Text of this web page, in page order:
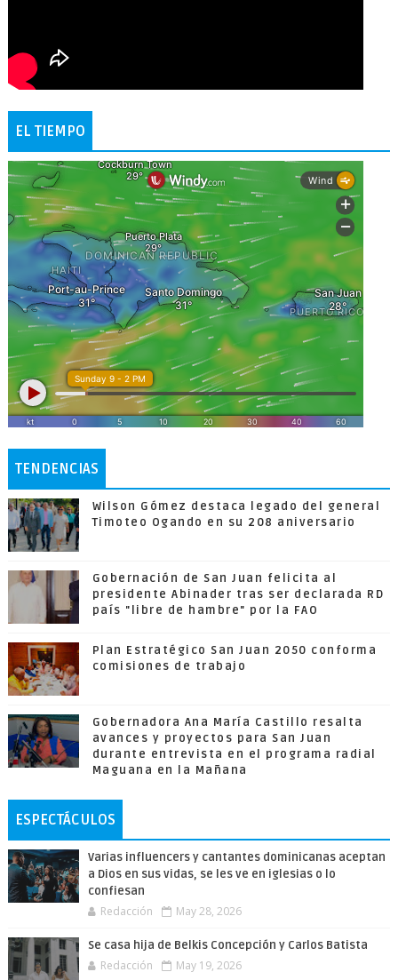
EL TIEMPO
TENDENCIAS
Wilson Gómez destaca legado del general
Timoteo Ogando en su 208 aniversario
Gobernación de San Juan felicita al
presidente Abinader tras ser declarada RD
país "libre de hambre" por la FAO
Plan Estratégico San Juan 2050 conforma
comisiones de trabajo
Gobernadora Ana María Castillo resalta
avances y proyectos para San Juan
durante entrevista en el programa radial
Maguana en la Mañana
ESPECTÁCULOS
Varias influencers y cantantes dominicanas aceptan
a Dios en sus vidas, se les ve en iglesias o lo
confiesan
Redacción May 28, 2026
Se casa hija de Belkis Concepción y Carlos Batista
Redacción May 19, 2026